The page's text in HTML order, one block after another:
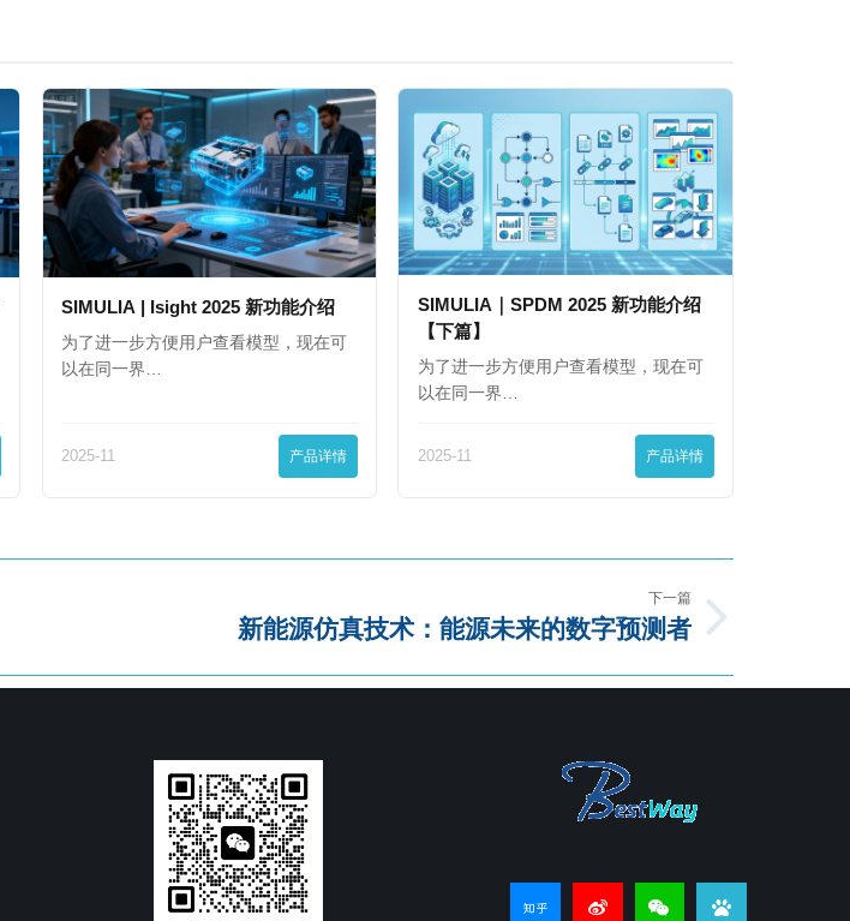
SIMULIA | Isight 2025 新功能介绍
为了进一步方便用户查看模型，现在可
以在同一界…
2025-11 产品详情
SIMULIA｜SPDM 2025 新功能介绍
【下篇】
为了进一步方便用户查看模型，现在可
以在同一界…
2025-11 产品详情
下一篇
新能源仿真技术：能源未来的数字预测者